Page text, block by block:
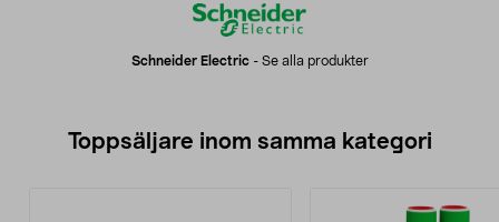
Schneider Electric- Se alla produkter
Toppsäljare inom samma kategori